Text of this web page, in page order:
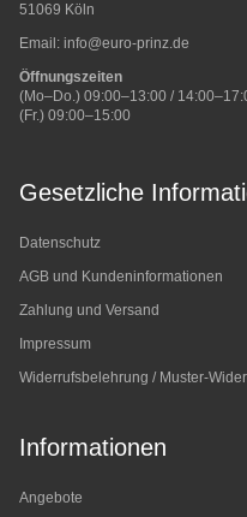
51069 Köln
Email: info@euro-prinz.de
Öffnungszeiten
(Mo–Do.) 09:00–13:00 /
(Fr.) 09:00–15:00
Gesetzliche
Datenschutz
AGB und Kundeninformationen
Zahlung und Versand
Impressum
Widerrufsbelehrung / Muster-
Informationen
Angebote